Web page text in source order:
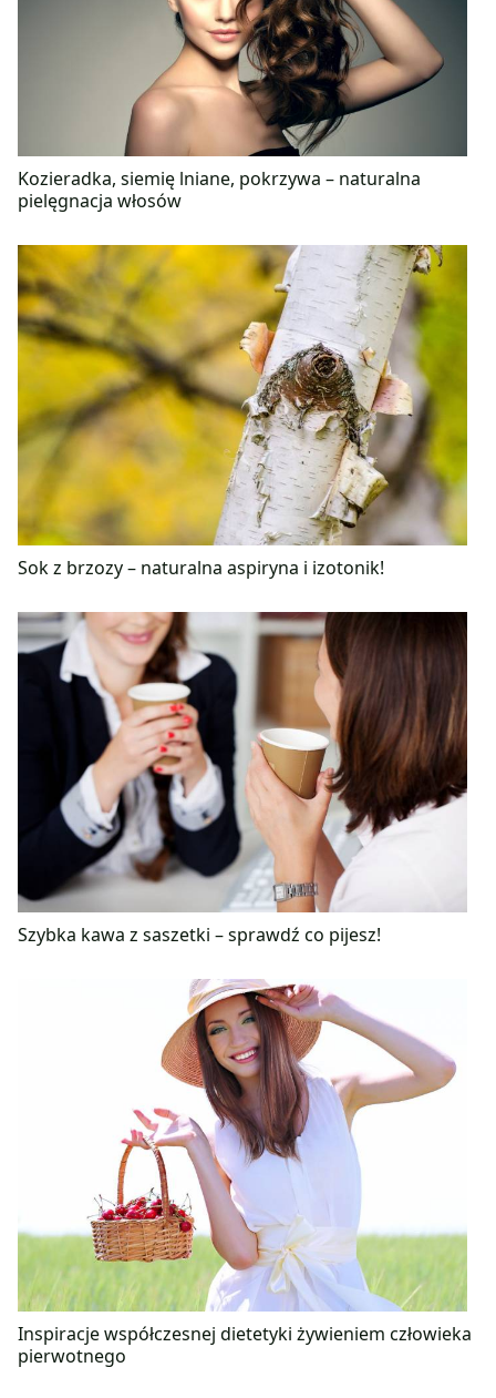
Kozieradka, siemię lniane, pokrzywa – naturalna
pielęgnacja włosów
Sok z brzozy – naturalna aspiryna i izotonik!
Szybka kawa z saszetki – sprawdź co pijesz!
Inspiracje współczesnej dietetyki żywieniem człowieka
pierwotnego